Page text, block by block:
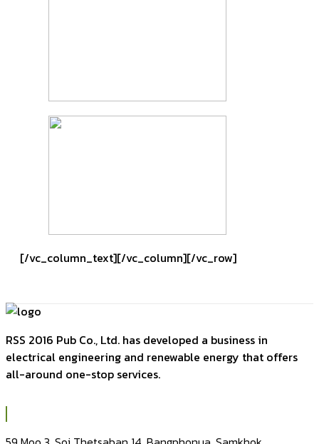
[/vc_column_text][/vc_column][/vc_row]
RSS 2016 Pub Co., Ltd. has developed a business in
electrical engineering and renewable energy that offers
all-around one-stop services.